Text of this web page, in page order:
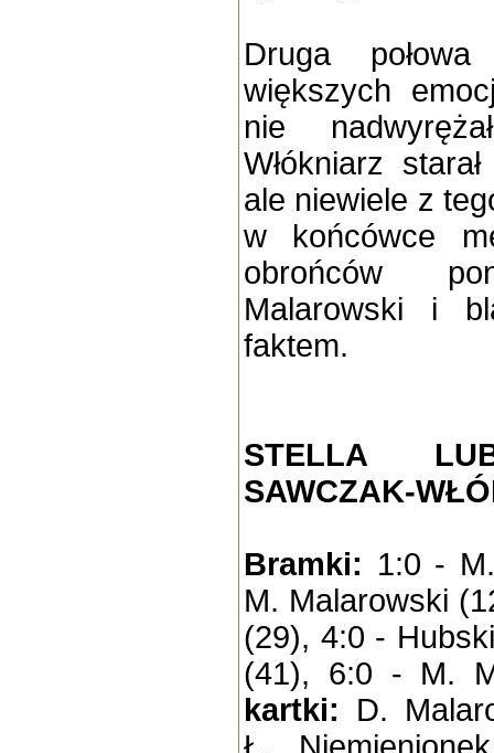
Druga
większych
nie
Włókniarz
ale niewiele z
w końcówce
obrońców
Malarowski i
faktem.
STELLA
SAWCZAK-
Bramki: 1:0 -
M. Malarowski
(29), 4:0 -
(41), 6:0 - M.
kartki: D.